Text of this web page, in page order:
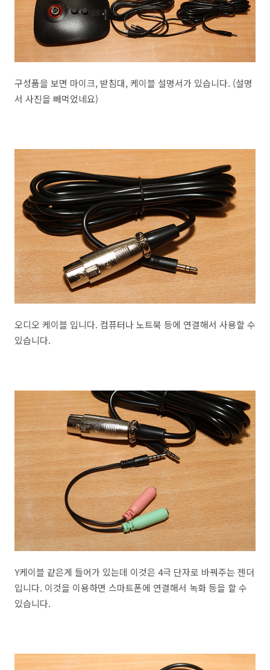
구성품을 보면 마이크, 받침대, 케이블 설명서가 있습니다. (설명
서 사진을 빼먹었네요)
오디오 케이블 입니다. 컴퓨터나 노트북 등에 연결해서 사용할 수
있습니다.
Y케이블 같은게 들어가 있는데 이것은 4극 단자로 바꿔주는 젠더
입니다. 이것을 이용하면 스마트폰에 연결해서 녹화 등을 할 수
있습니다.